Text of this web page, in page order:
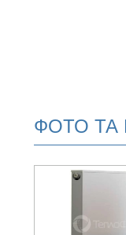
ФОТО ТА